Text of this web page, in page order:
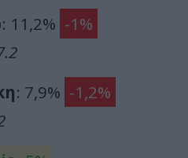
: 11,2% -1%
: 7,9% -1,2%